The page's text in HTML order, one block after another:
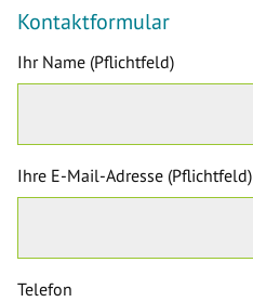
Kontaktformular
Ihr Name (Pflichtfeld)
Ihre E-Mail-Adresse (Pflichtfeld)
Telefon